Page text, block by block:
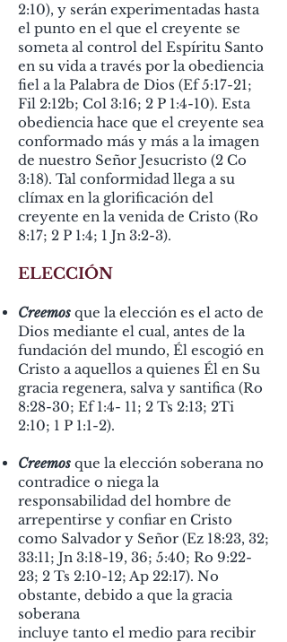
2:10), y serán experimentadas hasta
el punto en el que el creyente se
someta al control del Espíritu Santo
en su vida a través por la obediencia
fiel a la Palabra de Dios (Ef 5:17-21;
Fil 2:12b; Col 3:16; 2 P 1:4-10). Esta
obediencia hace que el creyente sea
conformado más y más a la imagen
de nuestro Señor Jesucristo (2 Co
3:18). Tal conformidad llega a su
clímax en la glorificación del
creyente en la venida de Cristo (Ro
8:17; 2 P 1:4; 1 Jn 3:2-3).
ELECCIÓN
Creemos que la elección es el acto de
Dios mediante el cual, antes de la
fundación del mundo, Él escogió en
Cristo a aquellos a quienes Él en Su
gracia regenera, salva y santifica (Ro
8:28-30; Ef 1:4- 11; 2 Ts 2:13; 2Ti
2:10; 1 P 1:1-2).
Creemos que la elección soberana no
contradice o niega la
responsabilidad del hombre de
arrepentirse y confiar en Cristo
como Salvador y Señor (Ez 18:23, 32;
33:11; Jn 3:18-19, 36; 5:40; Ro 9:22-
23; 2 Ts 2:10-12; Ap 22:17). No
obstante, debido a que la gracia
soberana
incluye tanto el medio para recibir